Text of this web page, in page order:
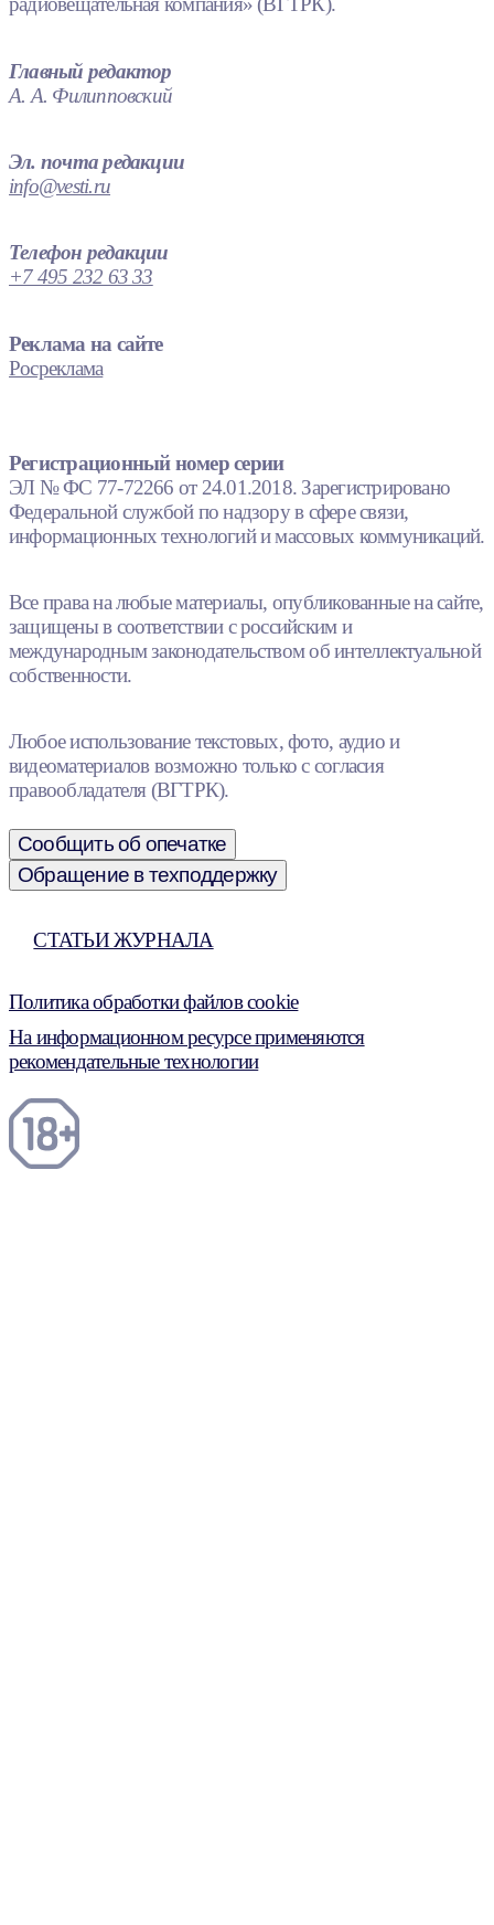
Главный редактор
А. А. Филипповский
Эл. почта редакции
info@vesti.ru
Телефон редакции
+7 495 232 63 33
Реклама на сайте
Росреклама
Регистрационный номер серии
ЭЛ № ФС 77-72266 от 24.01.2018. Зарегистрировано
Федеральной службой по надзору в сфере связи,
информационных технологий и массовых коммуникаций.
Все права на любые материалы, опубликованные на сайте,
защищены в соответствии с российским и
международным законодательством об интеллектуальной
собственности.
Любое использование текстовых, фото, аудио и
видеоматериалов возможно только с согласия
правообладателя (ВГТРК).
Сообщить об опечатке
Обращение в техподдержку
СТАТЬИ ЖУРНАЛА
Политика обработки файлов cookie
На информационном ресурсе применяются
рекомендательные технологии